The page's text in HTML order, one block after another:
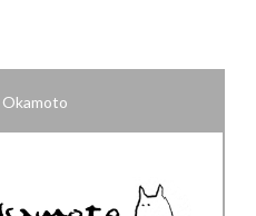
Okamoto